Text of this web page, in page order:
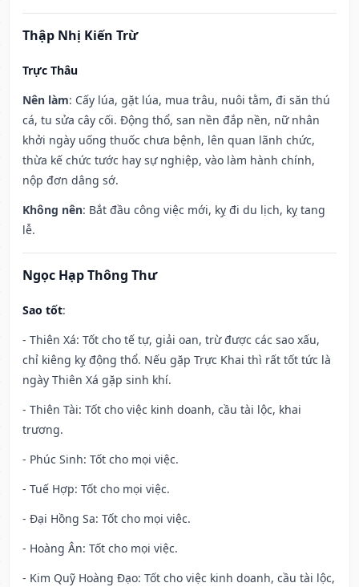
Thập Nhị Kiến Trừ
Trực Thâu
Nên làm: Cấy lúa, gặt lúa, mua trâu, nuôi tằm, đi săn thú
cá, tu sửa cây cối. Động thổ, san nền đắp nền, nữ nhân
khởi ngày uống thuốc chưa bệnh, lên quan lãnh chức,
thừa kế chức tước hay sự nghiệp, vào làm hành chính,
nộp đơn dâng sớ.
Không nên: Bắt đầu công việc mới, kỵ đi du lịch, kỵ tang
lễ.
Ngọc Hạp Thông Thư
Sao tốt:
- Thiên Xá: Tốt cho tế tự, giải oan, trừ được các sao xấu,
chỉ kiêng kỵ động thổ. Nếu gặp Trực Khai thì rất tốt tức là
ngày Thiên Xá gặp sinh khí.
- Thiên Tài: Tốt cho việc kinh doanh, cầu tài lộc, khai
trương.
- Phúc Sinh: Tốt cho mọi việc.
- Tuế Hợp: Tốt cho mọi việc.
- Đại Hồng Sa: Tốt cho mọi việc.
- Hoàng Ân: Tốt cho mọi việc.
- Kim Quỹ Hoàng Đạo: Tốt cho việc kinh doanh, cầu tài lộc,